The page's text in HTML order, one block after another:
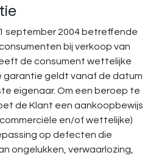
september 2004 betreffende
bij verkoop van
de consument wettelijke
garantie geldt vanaf de datum
eigenaar. Om een beroep te
de Klant een aankoopbewijs
en/of wettelijke)
op defecten die
ongelukken, verwaarlozing,